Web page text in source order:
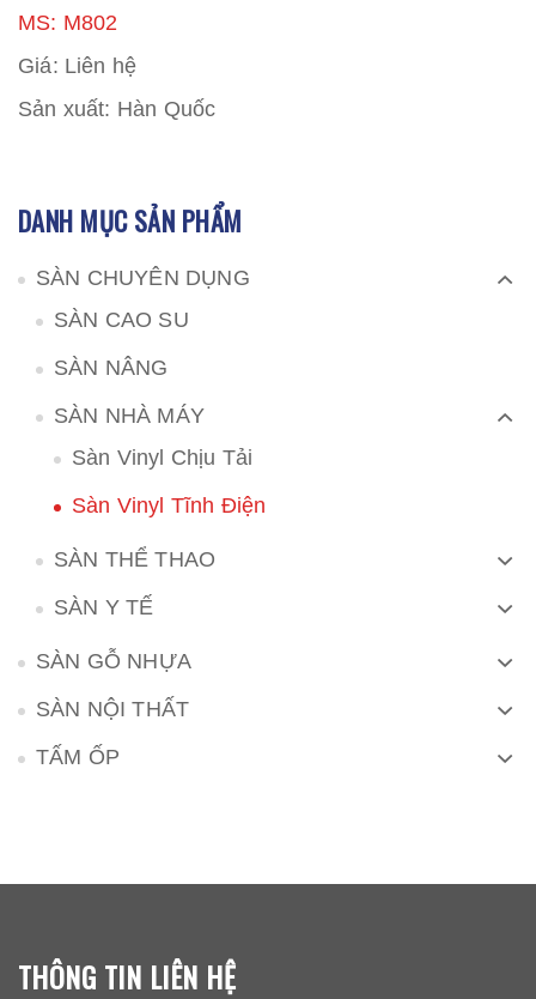
MS: M802
Giá: Liên hệ
Sản xuất: Hàn Quốc
DANH MỤC SẢN PHẨM
SÀN CHUYÊN DỤNG
SÀN CAO SU
SÀN NÂNG
SÀN NHÀ MÁY
Sàn Vinyl Chịu Tải
Sàn Vinyl Tĩnh Điện
SÀN THỂ THAO
SÀN Y TẾ
SÀN GỖ NHỰA
SÀN NỘI THẤT
TẤM ỐP
THÔNG TIN LIÊN HỆ